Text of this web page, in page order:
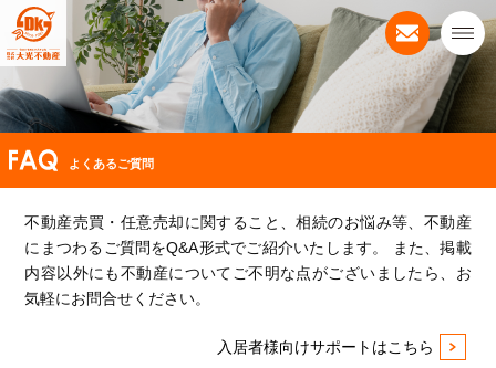
よくあるご質問
不動産売買・任意売却に関すること、相続のお悩み等、不動産
にまつわるご質問をQ&A形式でご紹介いたします。
また、掲載
内容以外にも不動産についてご不明な点がございましたら、お
気軽にお問合せください。
入居者様向けサポートはこちら